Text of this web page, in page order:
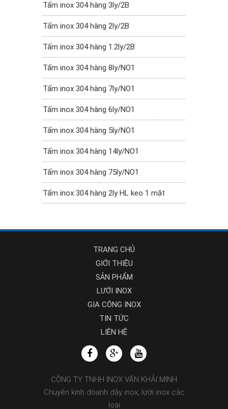
Tấm inox 304 hàng 3ly/2B
Tấm inox 304 hàng 2ly/2B
Tấm inox 304 hàng 1.2ly/2B
Tấm inox 304 hàng 8ly/NO1
Tấm inox 304 hàng 7ly/NO1
Tấm inox 304 hàng 6ly/NO1
Tấm inox 304 hàng 5ly/NO1
Tấm inox 304 hàng 14ly/NO1
Tấm inox 304 hàng 75ly/NO1
Tấm inox 304 hàng 2ly HL keo 1 mặt
TRANG CHỦ
GIỚI THIỆU
SẢN PHẨM
LƯỚI INOX
GIA CÔNG INOX
TIN TỨC
LIÊN HỆ
CÔNG TY TNHH INOX VĂN KHẢI MINH
Chuyên kinh doanh dây inox, lưới inox các
loại